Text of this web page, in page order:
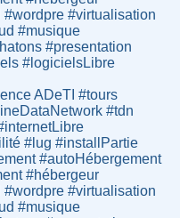
#virtualisation
#musique
#presentation
#logicielsLibre
ADeTI #tours
#tdn
#lug #installPartie
#autoHébergement
#hébergeur
#virtualisation
#musique